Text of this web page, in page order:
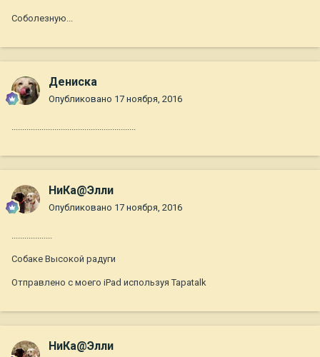
Соболезную...
Дениска
Опубликовано 17 ноября, 2016
..........................................................
НиКа@Элли
Опубликовано 17 ноября, 2016
...................
Собаке Высокой радуги
Отправлено с моего iPad используя Tapatalk
НиКа@Элли